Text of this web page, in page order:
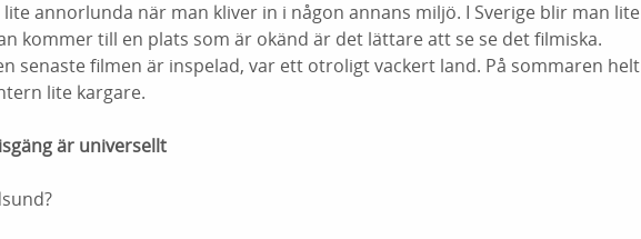
annorlunda när man kliver in i någon annans miljö. I Sverige blir man lite
kommer till en plats som är okänd är det lättare att se se det filmiska.
senaste filmen är inspelad, var ett otroligt vackert land. På sommaren helt
lite kargare.
är universellt